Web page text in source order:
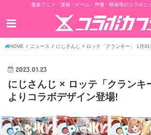
最新アニメ・漫画・ゲーム・声優・映画等のコラボニ
HOME ニュース にじさんじ × ロッテ「クランキー」 1月
2023.01.23
にじさんじ × ロッテ「クランキ
よりコラボデザイン登場!